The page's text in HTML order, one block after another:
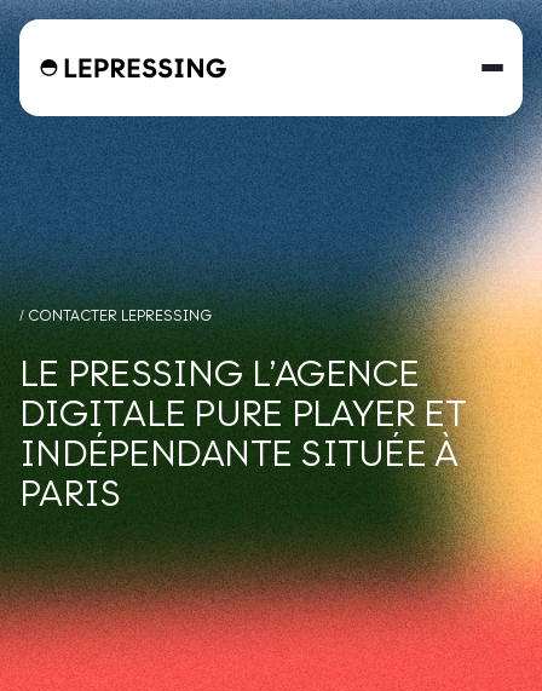
/ CONTACTER LEPRESSING
LE PRESSING L’AGENCE
DIGITALE PURE PLAYER ET
INDÉPENDANTE SITUÉE À
PARIS